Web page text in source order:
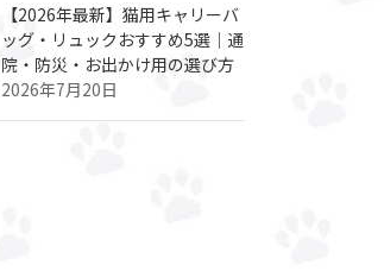
【2026年最新】猫用キャリーバ
ッグ・リュックおすすめ5選｜通
院・防災・お出かけ用の選び方
2026年7月20日